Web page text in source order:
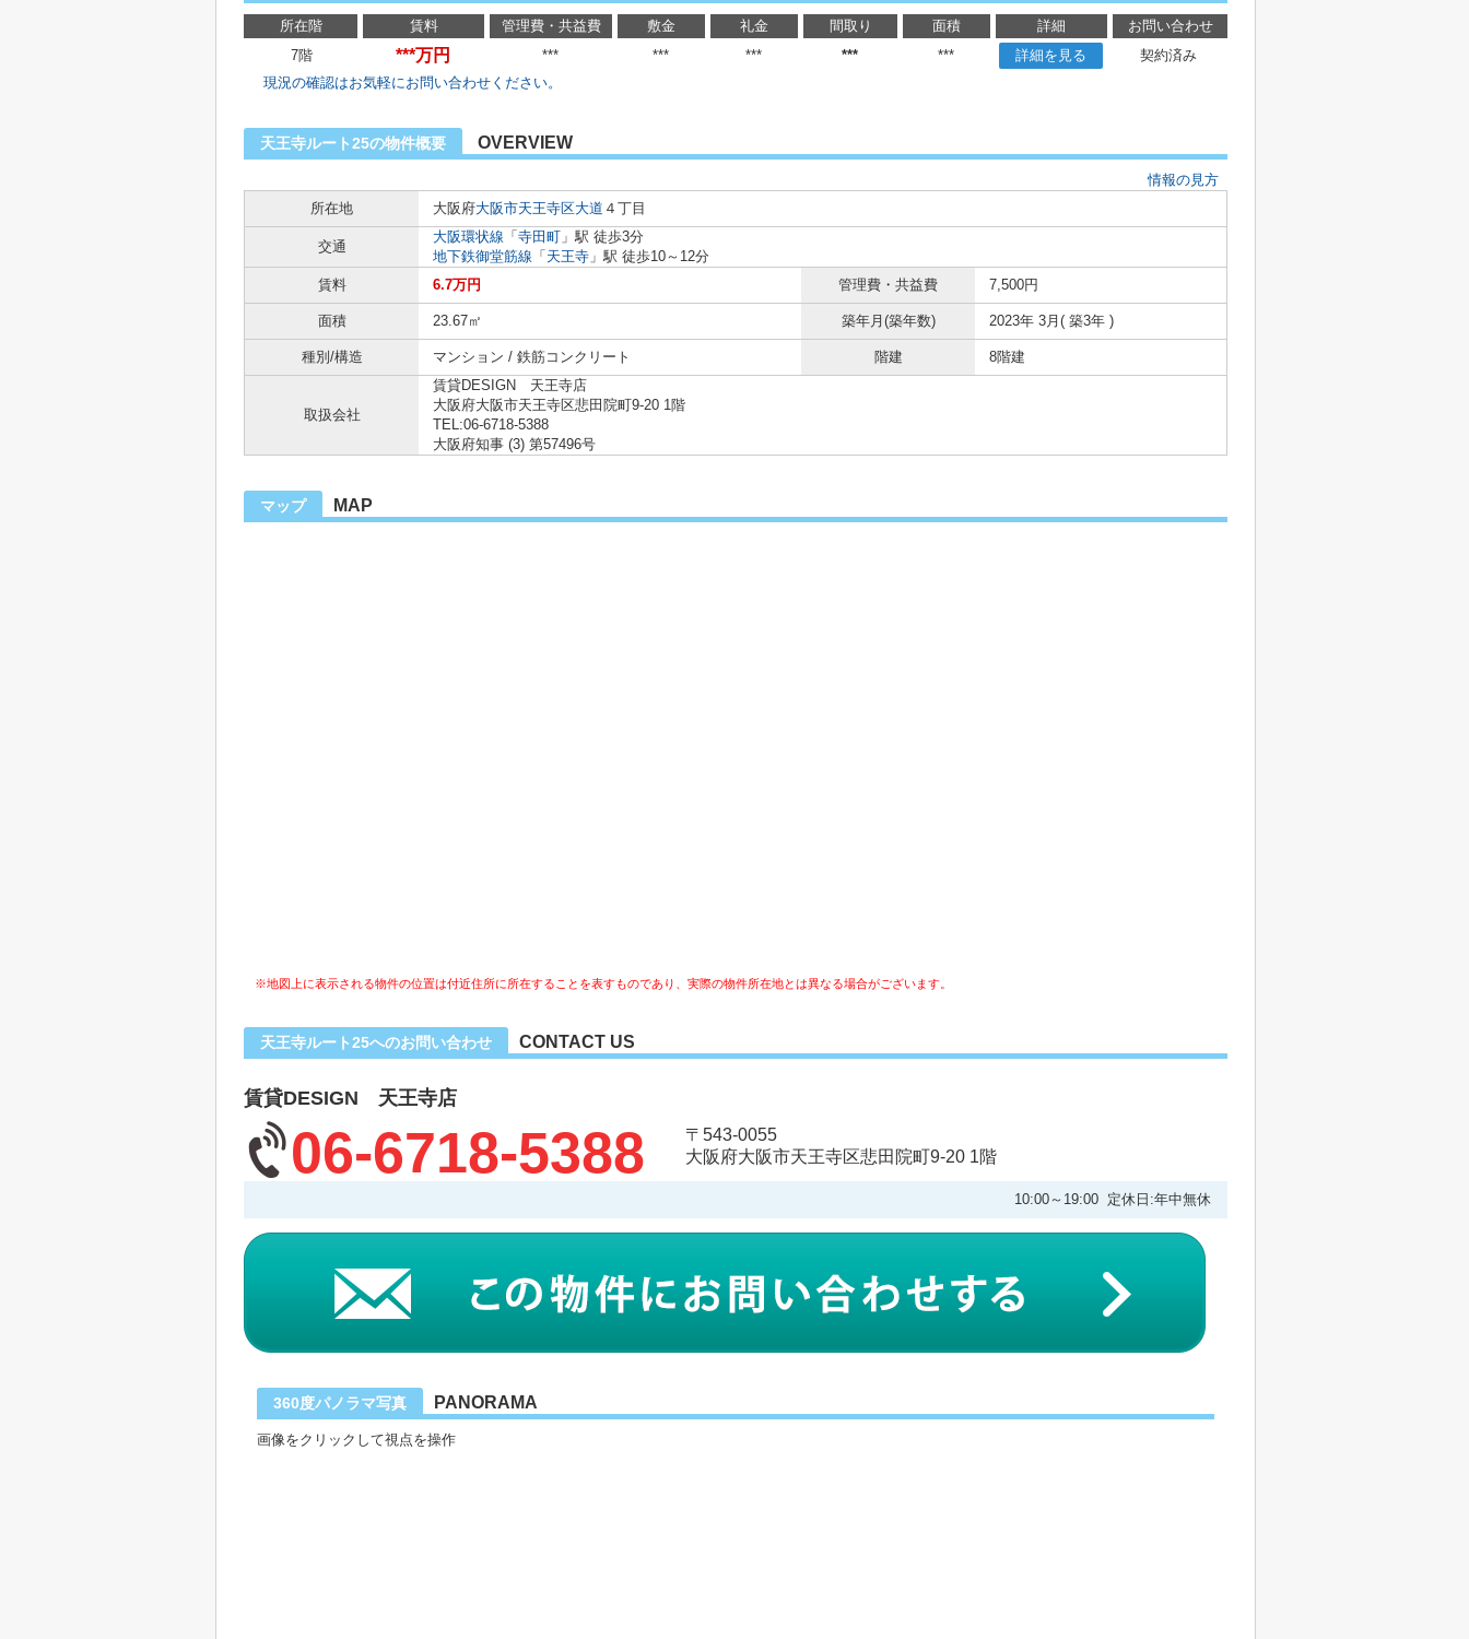
所在階 賃料 管理費・共益費 敷金 礼金 間取り 面積 詳細
お問い合わせ
7階
***万円 *** *** *** *** *** 詳細を見る
契約済み
現況の確認はお気軽にお問い合わせください。
天王寺ルート25の物件概要 OVERVIEW
情報の見方
所在地
大阪府大阪市天王寺区大道 ４丁目
交通
大阪環状線 「 寺田町 」駅 徒歩3分
地下鉄御堂筋線 「 天王寺 」駅 徒歩10～12分
賃料
6.7万円 管理費・共益費 7,500円
面積 23.67㎡ 築年月(築年数) 2023年 3月( 築3年 )
種別/構造 マンション / 鉄筋コンクリート 階建 8階建
取扱会社
賃貸DESIGN 天王寺店
大阪府大阪市天王寺区悲田院町9-20 1階
TEL:06-6718-5388
大阪府知事 (3) 第57496号
マップ MAP
※地図上に表示される物件の位置は付近住所に所在することを表すものであり、実際の物件所在地とは異なる場合がございます。
天王寺ルート25へのお問い合わせ CONTACT US
賃貸DESIGN 天王寺店
06-6718-5388
〒543-0055
大阪府大阪市天王寺区悲田院町9-20 1階
10:00～19:00 定休日:年中無休
360度パノラマ写真 PANORAMA
画像をクリックして視点を操作